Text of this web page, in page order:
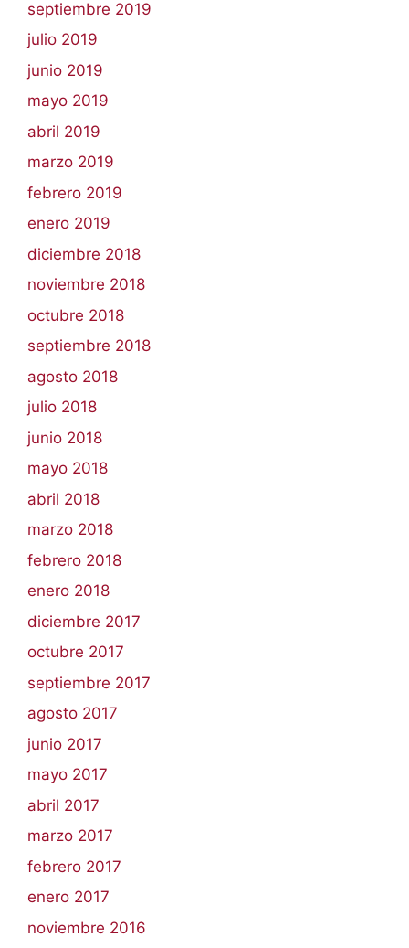
septiembre 2019
julio 2019
junio 2019
mayo 2019
abril 2019
marzo 2019
febrero 2019
enero 2019
diciembre 2018
noviembre 2018
octubre 2018
septiembre 2018
agosto 2018
julio 2018
junio 2018
mayo 2018
abril 2018
marzo 2018
febrero 2018
enero 2018
diciembre 2017
octubre 2017
septiembre 2017
agosto 2017
junio 2017
mayo 2017
abril 2017
marzo 2017
febrero 2017
enero 2017
noviembre 2016